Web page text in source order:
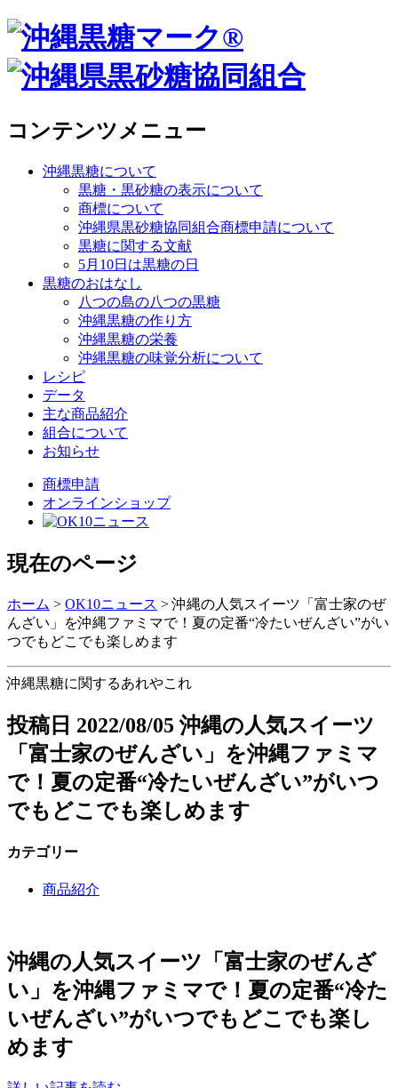
コンテンツメニュー
沖縄黒糖について
黒糖・黒砂糖の表示について
商標について
沖縄県黒砂糖協同組合商標申請について
黒糖に関する文献
5月10日は黒糖の日
黒糖のおはなし
八つの島の八つの黒糖
沖縄黒糖の作り方
沖縄黒糖の栄養
沖縄黒糖の味覚分析について
レシピ
データ
主な商品紹介
組合について
お知らせ
商標申請
オンラインショップ
現在のページ
ホーム > OK10ニュース > 沖縄の人気スイーツ「富士家のぜ
んざい」を沖縄ファミマで！夏の定番“冷たいぜんざい”がい
つでもどこでも楽しめます
沖縄黒糖に関するあれやこれ
投稿日 2022/08/05 沖縄の人気スイーツ
「富士家のぜんざい」を沖縄ファミマ
で！夏の定番“冷たいぜんざい”がいつ
でもどこでも楽しめます
カテゴリー
商品紹介
沖縄の人気スイーツ「富士家のぜんざ
い」を沖縄ファミマで！夏の定番“冷た
いぜんざい”がいつでもどこでも楽し
めます